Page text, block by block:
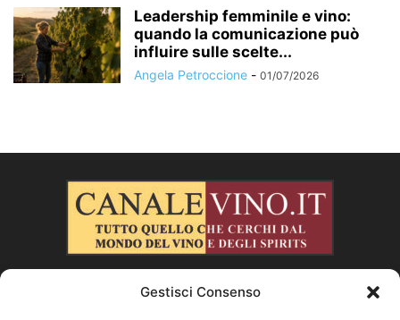
Leadership femminile e vino:
quando la comunicazione può
influire sulle scelte...
Angela Petroccione - 01/07/2026
CHI SIAMO
Gestisci Consenso